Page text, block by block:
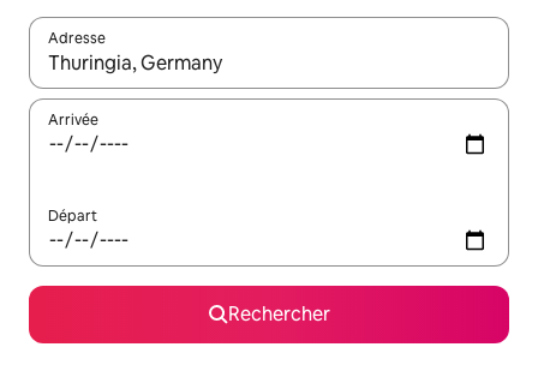
Adresse
Lorsque les résultats s'affichent, utilisez les flèches vers le
Arrivée
Départ
Rechercher